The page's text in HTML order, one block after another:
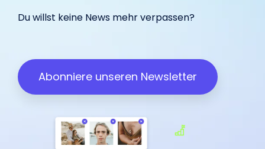
Influencer Marketing auf allen
Facebook TikTok
Wir freuen uns über dein
Feedback:
Du willst keine News mehr verpassen?
Abonniere unseren Newsletter